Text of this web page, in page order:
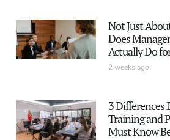
Not Just
Does
Actually Do
2 weeks ago
3 Differences
Training and
Must Know